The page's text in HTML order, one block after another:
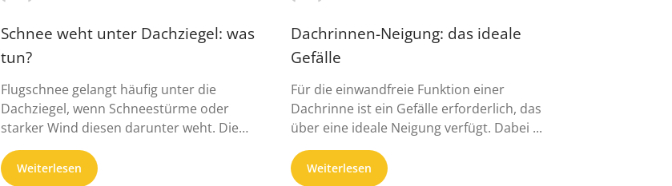
Schnee weht unter Dachziegel: was
tun?
Flugschnee gelangt häufig unter die
Dachziegel, wenn Schneestürme oder
starker Wind diesen darunter weht. Die
Feuchtigkeit sorgt vielfach ...
Weiterlesen
Dachrinnen-Neigung: das ideale
Gefälle
Für die einwandfreie Funktion einer
Dachrinne ist ein Gefälle erforderlich, das
über eine ideale Neigung verfügt. Dabei ...
Weiterlesen